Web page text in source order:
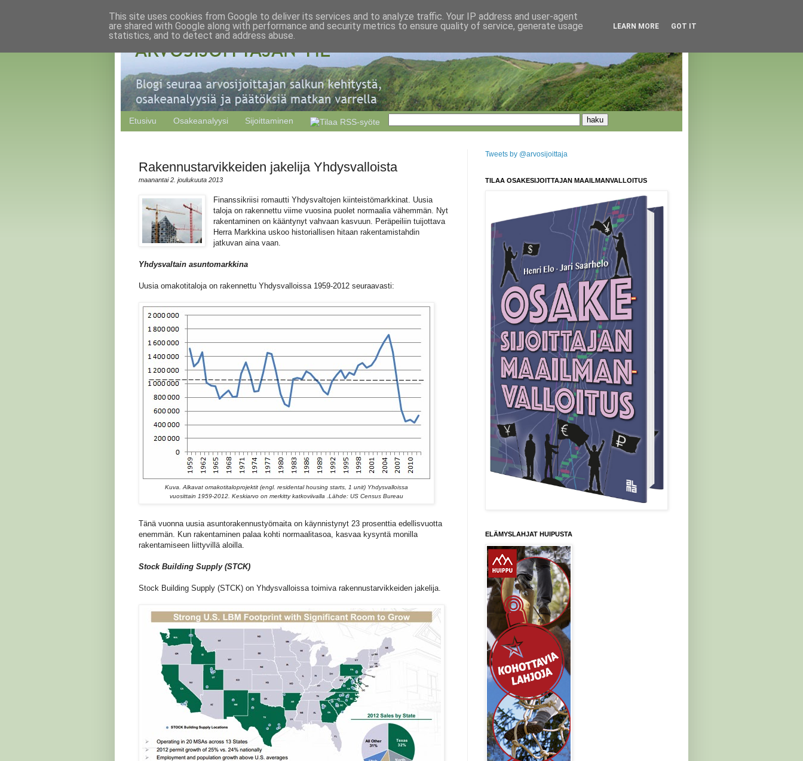
Etusivu Osakeanalyysi Sijoittaminen
Rakennustarvikkeiden jakelija Yhdysvalloista
maanantai 2. joulukuuta 2013
Finanssikriisi romautti Yhdysvaltojen kiinteistömarkkinat. Uusia
taloja on rakennettu viime vuosina puolet normaalia vähemmän. Nyt
rakentaminen on kääntynyt vahvaan kasvuun. Peräpeiliin tuijottava
Herra Markkina uskoo historiallisen hitaan rakentamistahdin
jatkuvan aina vaan.
Yhdysvaltain asuntomarkkina
Uusia omakotitaloja on rakennettu Yhdysvalloissa 1959-2012 seuraavasti:
Kuva. Alkavat omakotitaloprojektit (engl. residental housing starts, 1 unit) Yhdysvalloissa
vuosittain 1959-2012. Keskiarvo on merkitty katkoviivalla . Lähde: US Census Bureau
Tänä vuonna uusia asuntorakennustyömaita on käynnistynyt 23 prosenttia edellisvuotta
enemmän. Kun rakentaminen palaa kohti normaalitasoa, kasvaa kysyntä monilla
rakentamiseen liittyvillä aloilla.
Stock Building Supply (STCK)
Stock Building Supply (STCK) on Yhdysvalloissa toimiva rakennustarvikkeiden jakelija.
Tweets by @arvosijoittaja
TILAA OSAKESIJOITTAJAN MAAILMANVALLOITUS
ELÄMYSLAHJAT HUIPUSTA
This site uses cookies from Google to deliver its services and to analyze traffic. Your IP address and user-agent
are shared with Google along with performance and security metrics to ensure quality of service, generate usage
statistics, and to detect and address abuse.
LEARN MORE GOT IT